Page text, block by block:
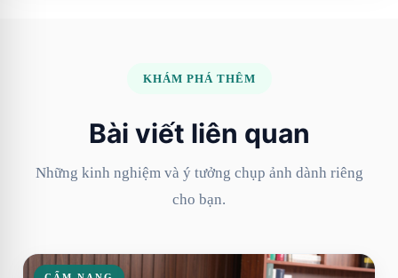
KHÁM PHÁ THÊM
Bài viết liên quan
Những kinh nghiệm và ý tưởng chụp ảnh dành riêng
cho bạn.